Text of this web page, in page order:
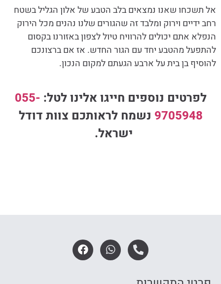
אל תשכחו שאנו נמצאים בלב הטבע של אלון הגליל בשטח
רחב ידיים וירוק ומלבד זה שהגורים שלנו נהנים מכל הירוק
הנפלא אתם יכולים להרוויח טיול לצפון באזורנו בקסום
להתפעל מהטבע יחד עם הגור החדש. אז אם ברצונכם
להוסיף בן בית על ארבע הגעתם למקום הנכון.
לפרטים נוספים חייגו אלינו לטל: 055-
9705948 נשמח לראותכם צוות דודל
ישראל.